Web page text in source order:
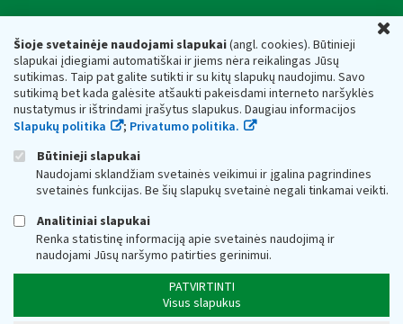
Šioje svetainėje naudojami slapukai(angl. cookies). Būtinieji
slapukai įdiegiami automatiškai ir jiems nėra reikalingas Jūsų
sutikimas. Taip pat galite sutikti ir su kitų slapukų naudojimu. Savo
sutikimą bet kada galėsite atšaukti pakeisdami interneto naršyklės
nustatymus ir ištrindami įrašytus slapukus. Daugiau informacijos
Slapukų politika
; Privatumo politika.
Būtinieji slapukai
Naudojami sklandžiam svetainės veikimui ir įgalina pagrindines
svetainės funkcijas. Be šių slapukų svetainė negali tinkamai veikti.
Analitiniai slapukai
Renka statistinę informaciją apie svetainės naudojimą ir
naudojami Jūsų naršymo patirties gerinimui.
PATVIRTINTI
Visus slapukus
Respublikos finansų ministerijos
Biudžetinė įstaiga. Juridinio asmens kodas — 188659752,
adresas: Vasario 16-osios g. 14, 01107 Vilnius, Lietuva, el.paštas:
vmi@vmi.lt, E. pristatymo dėžutės adresas 188659752
Duomenys apie Valstybinę mokesčių inspekciją prie Lietuvos
Respublikos finansų ministerijos kaupiami ir saugomi Juridinių